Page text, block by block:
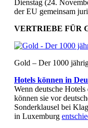
Dienstag (24.
der EU gemeinsam
VERTRIEBE FÜR
Gold – Der 1000
Hotels können in
Wenn deutsche
können sie vor
Sonderklausel bei
in Luxemburg